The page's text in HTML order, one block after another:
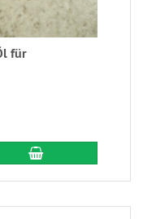
für